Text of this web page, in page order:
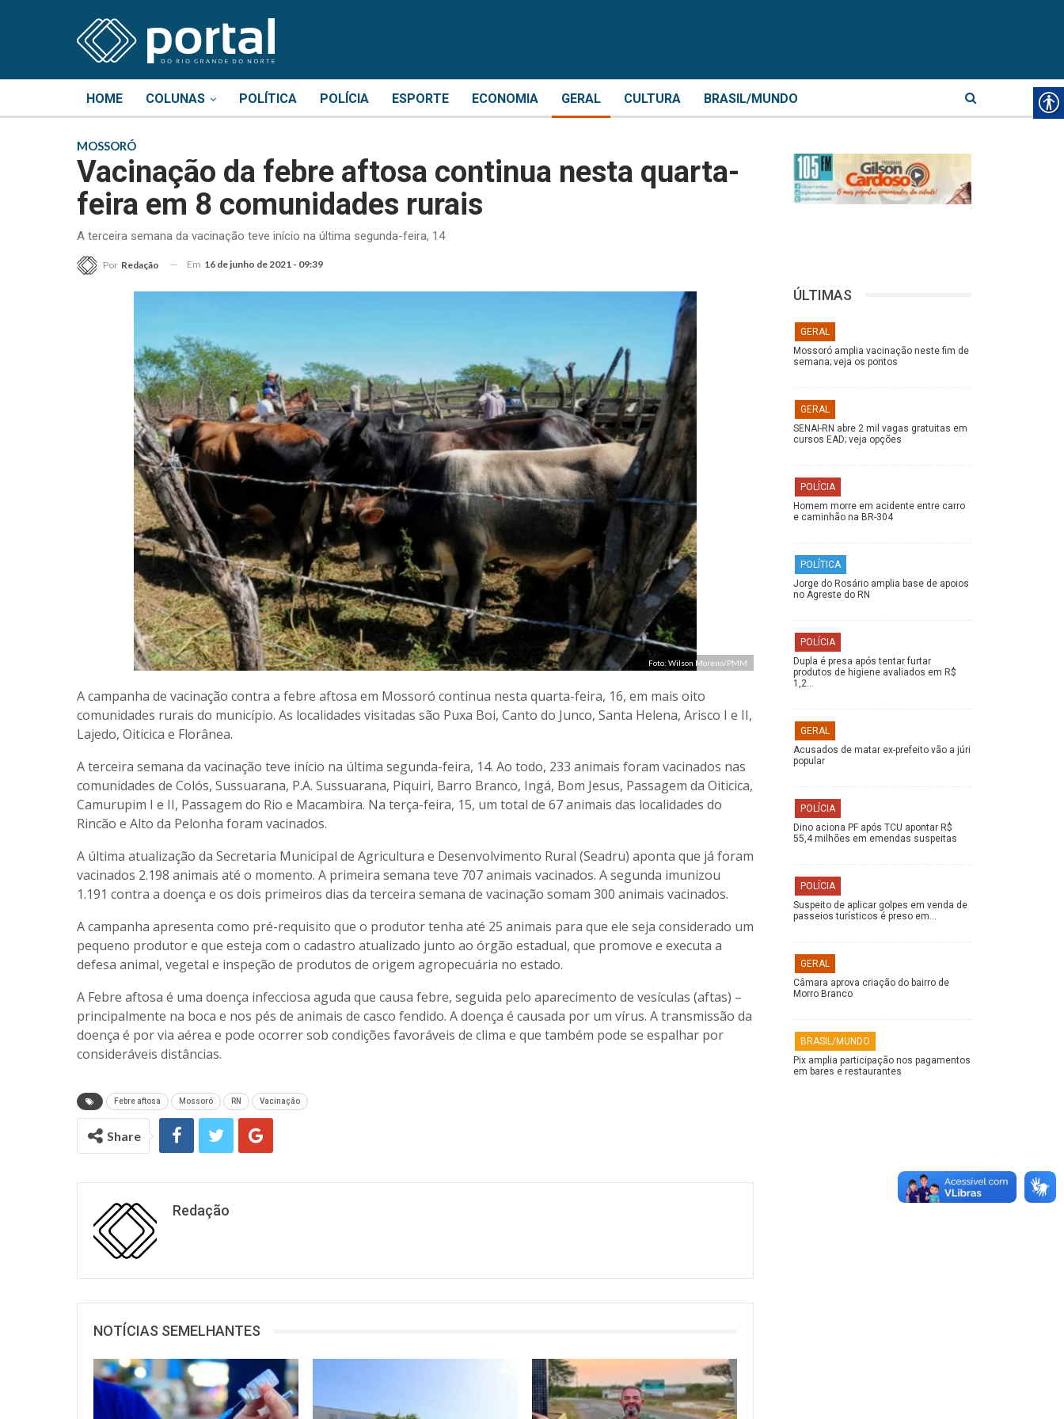
HOME COLUNAS POLÍTICA POLÍCIA ESPORTE ECONOMIA GERAL CULTURA BRASIL/MUNDO
MOSSORÓ
Vacinação da febre aftosa continua nesta quarta-
feira em 8 comunidades rurais
A terceira semana da vacinação teve início na última segunda-feira, 14
Por Redação Em 16 de junho de 2021 - 09:39
Foto: Wilson Moreno/PMM
A campanha de vacinação contra a febre aftosa em Mossoró continua nesta quarta-feira, 16, em mais oito
comunidades rurais do município. As localidades visitadas são Puxa Boi, Canto do Junco, Santa Helena, Arisco I e II,
Lajedo, Oiticica e Florânea.
A terceira semana da vacinação teve início na última segunda-feira, 14. Ao todo, 233 animais foram vacinados nas
comunidades de Colós, Sussuarana, P.A. Sussuarana, Piquiri, Barro Branco, Ingá, Bom Jesus, Passagem da Oiticica,
Camurupim I e II, Passagem do Rio e Macambira. Na terça-feira, 15, um total de 67 animais das localidades do
Rincão e Alto da Pelonha foram vacinados.
A última atualização da Secretaria Municipal de Agricultura e Desenvolvimento Rural (Seadru) aponta que já foram
vacinados 2.198 animais até o momento. A primeira semana teve 707 animais vacinados. A segunda imunizou
1.191 contra a doença e os dois primeiros dias da terceira semana de vacinação somam 300 animais vacinados.
A campanha apresenta como pré-requisito que o produtor tenha até 25 animais para que ele seja considerado um
pequeno produtor e que esteja com o cadastro atualizado junto ao órgão estadual, que promove e executa a
defesa animal, vegetal e inspeção de produtos de origem agropecuária no estado.
A Febre aftosa é uma doença infecciosa aguda que causa febre, seguida pelo aparecimento de vesículas (aftas) –
principalmente na boca e nos pés de animais de casco fendido. A doença é causada por um vírus. A transmissão da
doença é por via aérea e pode ocorrer sob condições favoráveis de clima e que também pode se espalhar por
consideráveis distâncias.
Febre aftosa Mossoró RN Vacinação
Share
Redação
NOTÍCIAS SEMELHANTES
ÚLTIMAS
GERAL
Mossoró amplia vacinação neste fim de
semana; veja os pontos
GERAL
SENAI-RN abre 2 mil vagas gratuitas em
cursos EAD; veja opções
POLÍCIA
Homem morre em acidente entre carro
e caminhão na BR-304
POLÍTICA
Jorge do Rosário amplia base de apoios
no Agreste do RN
POLÍCIA
Dupla é presa após tentar furtar
produtos de higiene avaliados em R$
1,2…
GERAL
Acusados de matar ex-prefeito vão a júri
popular
POLÍCIA
Dino aciona PF após TCU apontar R$
55,4 milhões em emendas suspeitas
POLÍCIA
Suspeito de aplicar golpes em venda de
passeios turísticos é preso em…
GERAL
Câmara aprova criação do bairro de
Morro Branco
BRASIL/MUNDO
Pix amplia participação nos pagamentos
em bares e restaurantes